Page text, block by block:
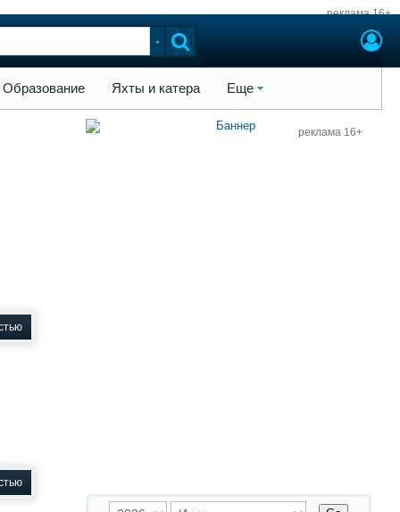
реклама 16+
Образование Яхты и катера Еще
реклама 16+